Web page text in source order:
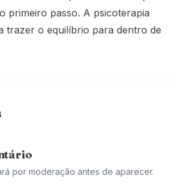
primeiro passo. A psicoterapia
trazer o equilíbrio para dentro de
por moderação antes de aparecer.